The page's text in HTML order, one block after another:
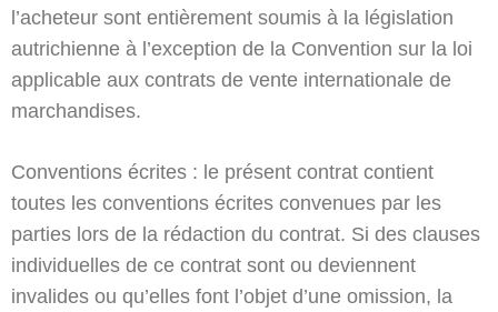
l’acheteur sont entièrement soumis à la législation
autrichienne à l’exception de la Convention sur la loi
applicable aux contrats de vente internationale de
marchandises.
Conventions écrites : le présent contrat contient
toutes les conventions écrites convenues par les
parties lors de la rédaction du contrat. Si des clauses
individuelles de ce contrat sont ou deviennent
invalides ou qu’elles font l’objet d’une omission, la